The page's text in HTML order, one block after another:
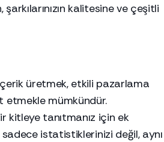
kalitesine ve çeşitli
üretmek, etkili pazarlama
etmekle mümkündür.
kitleye tanıtmanız için ek
istatistiklerinizi değil, aynı